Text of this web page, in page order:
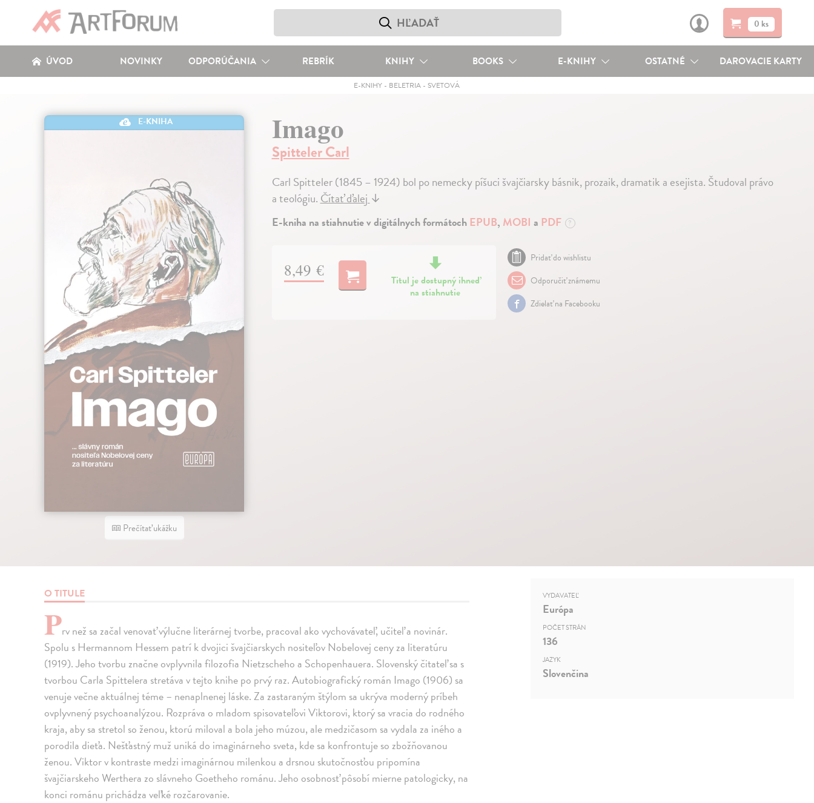
0 ks
ÚVOD NOVINKY ODPORÚČANIA REBRÍK KNIHY BOOKS E-KNIHY OSTATNÉ DAROVACIE KARTY
E-KNIHY - BELETRIA - SVETOVÁ
E-KNIHA
Prečítať ukážku
Imago
Spitteler Carl
Carl Spitteler (1845 – 1924) bol po nemecky píšuci švajčiarsky básnik, prozaik, dramatik a esejista. Študoval právo
a teológiu.Čítať ďalej↓
E-kniha na stiahnutie v digitálnych formátochEPUB, MOBI a PDF ?
8,49 €
Titul je dostupný ihneď
na stiahnutie
Pridať do wishlistu
Odporučiť známemu
Zdielať na Facebooku
O TITULE
Prv než sa začal venovať výlučne literárnej tvorbe, pracoval ako vychovávateľ, učiteľ a novinár.
Spolu s Hermannom Hessem patrí k dvojici švajčiarskych nositeľov Nobelovej ceny za literatúru
(1919). Jeho tvorbu značne ovplyvnila filozofia Nietzscheho a Schopenhauera. Slovenský čitateľ sa s
tvorbou Carla Spittelera stretáva v tejto knihe po prvý raz. Autobiografický román Imago (1906) sa
venuje večne aktuálnej téme – nenaplnenej láske. Za zastaraným štýlom sa ukrýva moderný príbeh
ovplyvnený psychoanalýzou. Rozpráva o mladom spisovateľovi Viktorovi, ktorý sa vracia do rodného
kraja, aby sa stretol so ženou, ktorú miloval a bola jeho múzou, ale medzičasom sa vydala za iného a
porodila dieťa. Nešťastný muž uniká do imaginárneho sveta, kde sa konfrontuje so zbožňovanou
ženou. Viktor v kontraste medzi imaginárnou milenkou a drsnou skutočnosťou pripomína
švajčiarskeho Werthera zo slávneho Goetheho románu. Jeho osobnosť pôsobí mierne patologicky, na
konci románu prichádza veľké rozčarovanie.
VYDAVATEĽ
Európa
POČET STRÁN
136
JAZYK
Slovenčina